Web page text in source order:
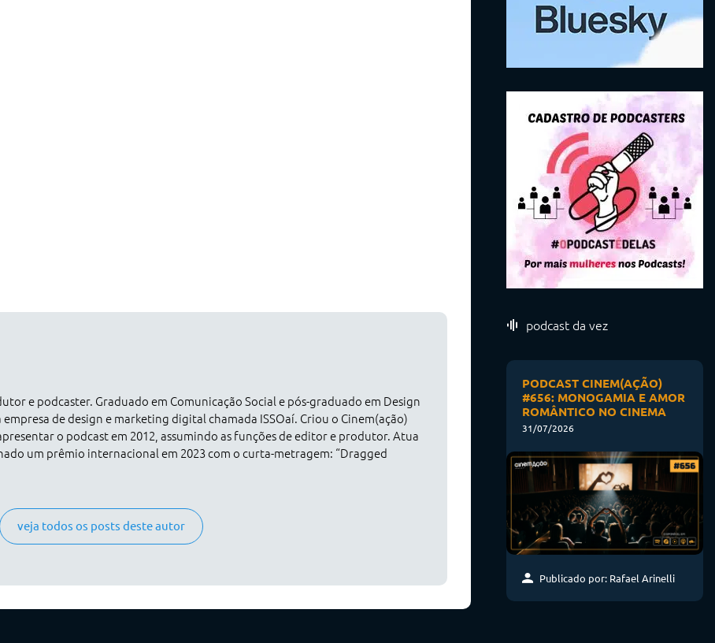
e podcaster. Graduado em Comunicação Social e pós-graduado em Design
empresa de design e marketing digital chamada ISSOaí. Criou o Cinem(ação)
o podcast em 2012, assumindo as funções de editor e produtor. Atua
um prêmio internacional em 2023 com o curta-metragem: “Dragged
veja todos os posts deste autor
podcast da vez
PODCAST CINEM(AÇÃO)
#656: MONOGAMIA E AMOR
ROMÂNTICO NO CINEMA
31/07/2026
Publicado por: Rafael Arinelli